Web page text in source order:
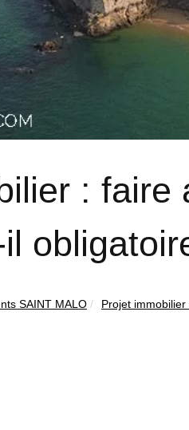
: faire
SAINT MALO Projet immobilier